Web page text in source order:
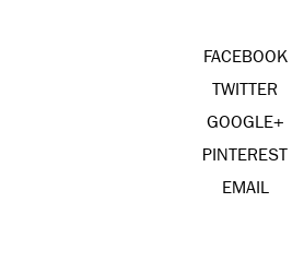
FACEBOOK
TWITTER
GOOGLE+
PINTEREST
EMAIL